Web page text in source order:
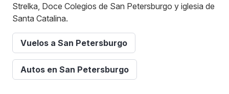
Strelka, Doce Colegios de San Petersburgo y iglesia de
Santa Catalina.
Vuelos a San Petersburgo
Autos en San Petersburgo